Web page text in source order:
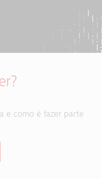
e como é fazer parte